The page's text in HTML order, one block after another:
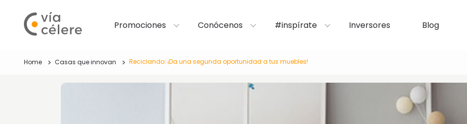
Promociones Conócenos #inspírate Inversores Blog
Home Casas que innovan Reciclando: ¡Da una segunda oportunidad a tus muebles!